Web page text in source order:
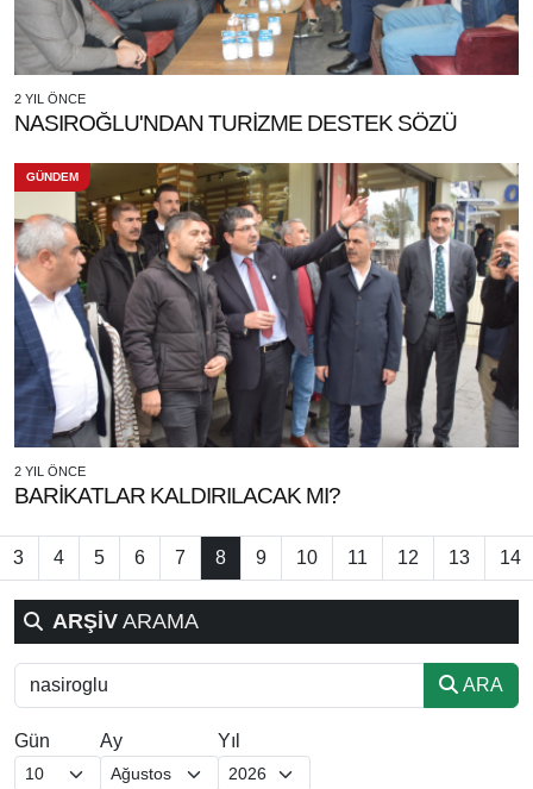
2 YIL ÖNCE
NASIROĞLU'NDAN TURİZME DESTEK SÖZÜ
GÜNDEM
2 YIL ÖNCE
BARİKATLAR KALDIRILACAK MI?
3 4 5 6 7 8 9 10 11 12 13 14
ARŞİV ARAMA
ARA
Gün Ay Yıl